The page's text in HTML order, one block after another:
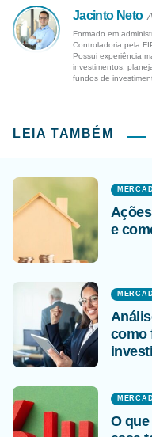
Jacinto Neto
Formado em
Controladoria pela
Possui experiência
investimentos,
fundos de
LEIA TAMBÉM
e
como
O